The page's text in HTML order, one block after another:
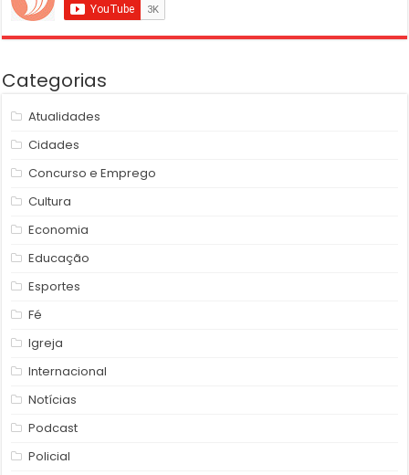
Categorias
Atualidades
Cidades
Concurso e Emprego
Cultura
Economia
Educação
Esportes
Fé
Igreja
Internacional
Notícias
Podcast
Policial